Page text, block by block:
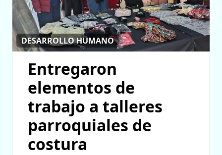
DESARROLLO HUMANO
Entregaron
elementos de
trabajo a talleres
parroquiales de
costura